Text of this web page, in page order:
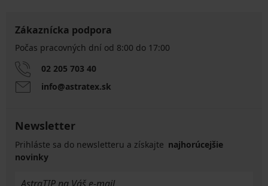
Zákaznícka podpora
Počas pracovných dní od 8:00 do 17:00
02 205 703 40
info@astratex.sk
Newsletter
Prihláste sa do newsletteru a získajte najhorúcejšie
novinky